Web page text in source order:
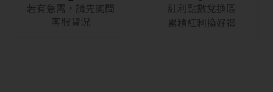
若有急需，請先詢問
客服貨況
紅利點數兌換區
累積紅利換好禮